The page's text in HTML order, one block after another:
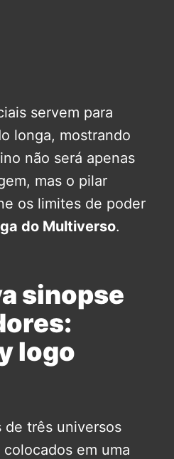
servem para
longa, mostrando
não será apenas
mas o pilar
os limites de poder
do Multiverso.
sinopse
logo
de três universos
em uma